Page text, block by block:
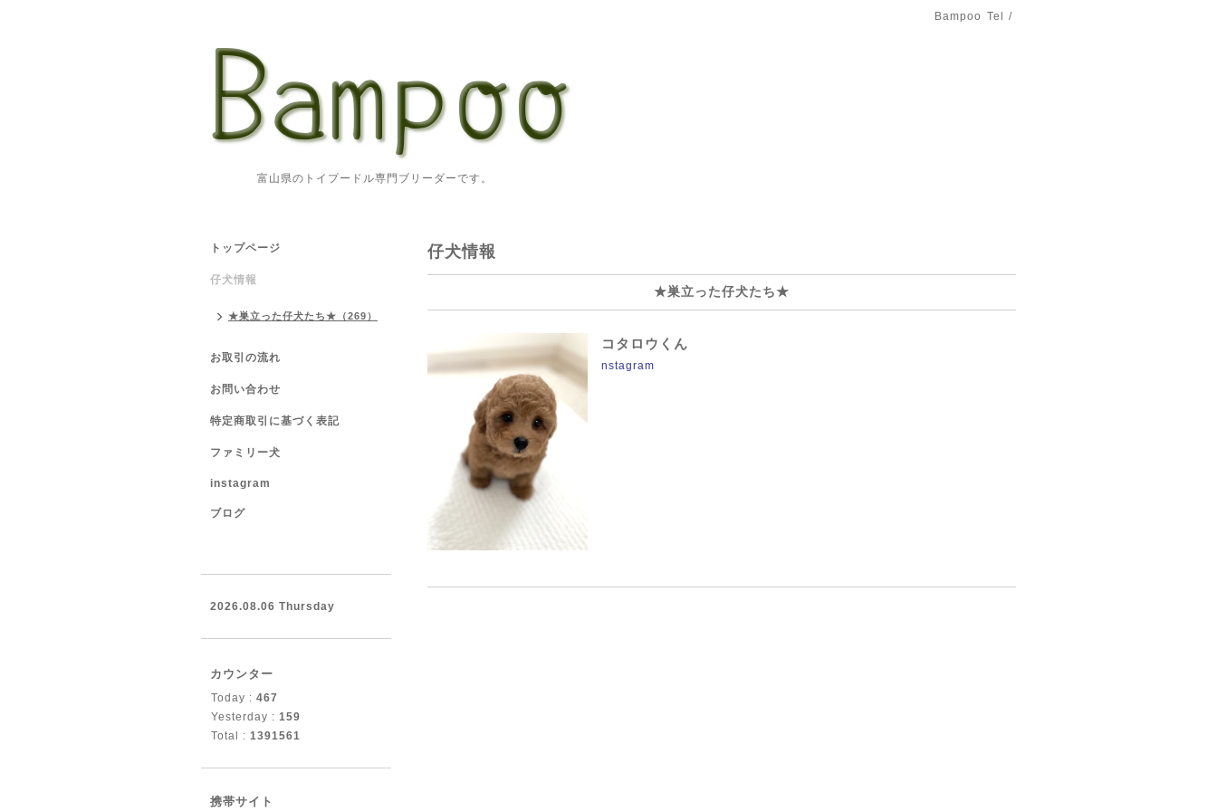
Bampoo Tel /
富山県のトイプードル専門ブリーダーです。
仔犬情報
★巣立った仔犬たち★
コタロウくん
nstagram
トップページ
仔犬情報
★巣立った仔犬たち★（269）
お取引の流れ
お問い合わせ
特定商取引に基づく表記
ファミリー犬
instagram
ブログ
2026.08.06 Thursday
カウンター
Today : 467
Yesterday : 159
Total : 1391561
携帯サイト